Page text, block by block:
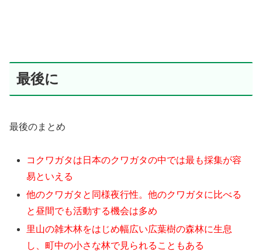
最後に
最後のまとめ
コクワガタは日本のクワガタの中では最も採集が容
易といえる
他のクワガタと同様夜行性。他のクワガタに比べる
と昼間でも活動する機会は多め
里山の雑木林をはじめ幅広い広葉樹の森林に生息
し、町中の小さな林で見られることもある